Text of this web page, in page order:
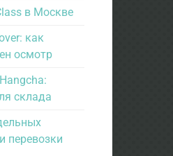
в Москве
как
осмотр
склада
перевозки